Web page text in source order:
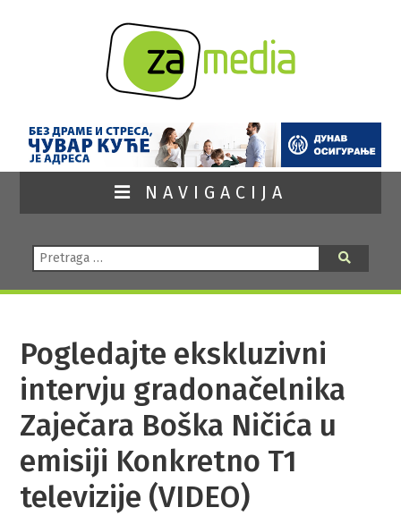
NAVIGACIJA
Pretraga:
Pogledajte ekskluzivni
intervju gradonačelnika
Zaječara Boška Ničića u
emisiji Konkretno T1
televizije (VIDEO)